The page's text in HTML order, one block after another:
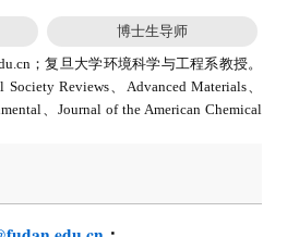
博士生导师
；复旦大学环境科学与工程系教授。
Reviews、Advanced Materials、
、Journal of the American Chemical